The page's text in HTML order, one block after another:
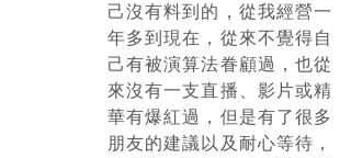
己沒有料到的，從我經營一
年多到現在，從來不覺得自
己有被演算法眷顧過，也從
來沒有一支直播、影片或精
華有爆紅過，但是有了很多
朋友的建議以及耐心等待，